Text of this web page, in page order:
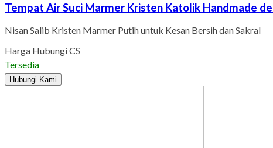
Tempat Air Suci Marmer Kristen Katolik Handmade
Nisan Salib Kristen Marmer Putih untuk Kesan Bersih dan Sakral
Harga Hubungi CS
Tersedia
Hubungi Kami